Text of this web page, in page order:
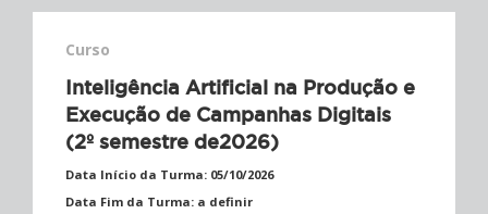
Curso
Inteligência Artificial na Produção e
Execução de Campanhas Digitais
(2º semestre de2026)
Data Início da Turma: 05/10/2026
Data Fim da Turma: a definir